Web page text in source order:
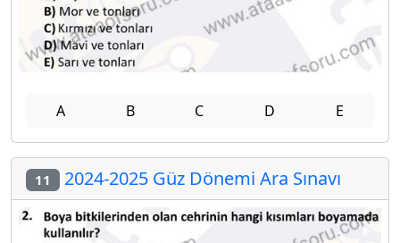
A B C D E
11 2024-2025 Güz Dönemi Ara Sınavı